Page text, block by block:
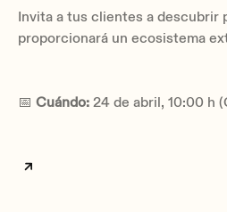
Invita a tus clientes a descubrir
proporcionará un ecosistema
📅 Cuándo: 24 de abril, 10:00 h